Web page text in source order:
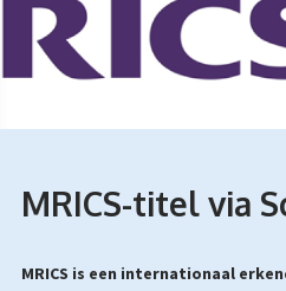
MRICS-titel via
MRICS is een internationaal